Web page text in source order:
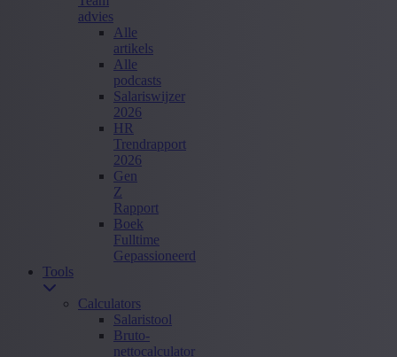
advies
Alle
artikels
Alle
podcasts
Salariswijzer
2026
HR
Trendrapport
2026
Gen
Z
Rapport
Boek
Fulltime
Gepassioneerd
Tools
Calculators
Salaristool
Bruto-
nettocalculator